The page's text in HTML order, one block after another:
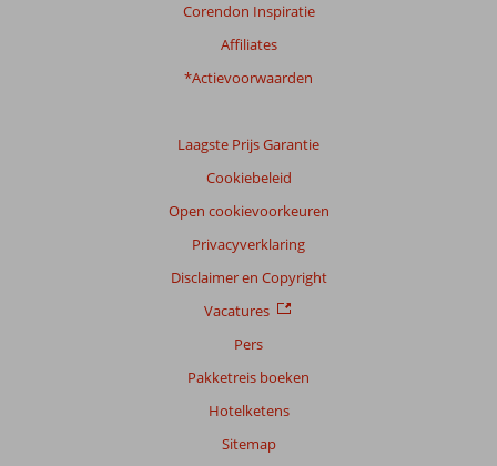
Corendon Inspiratie
Affiliates
*Actievoorwaarden
Laagste Prijs Garantie
Cookiebeleid
Open cookievoorkeuren
Privacyverklaring
Disclaimer en Copyright
Vacatures
Pers
Pakketreis boeken
Hotelketens
Sitemap